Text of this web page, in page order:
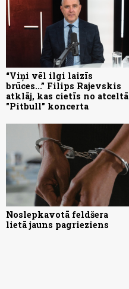
“Viņi vēl ilgi laizīs
brūces...” Filips Rajevskis
atklāj, kas cietīs no atceltā
"Pitbull" koncerta
Noslepkavotā feldšera
lietā jauns pagrieziens